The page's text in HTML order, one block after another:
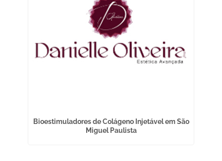
Bioestimuladores de Colágeno Injetável em São
Miguel Paulista